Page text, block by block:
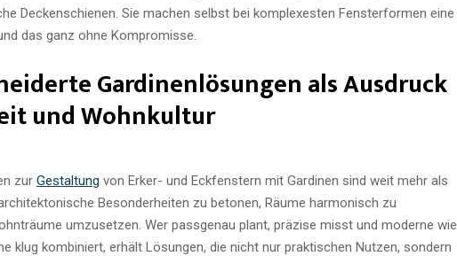
Deckenschienen. Sie machen selbst bei komplexesten Fensterformen eine
das ganz ohne Kompromisse.
Gardinenlösungen als Ausdruck
und Wohnkultur
zur Gestaltung von Erker- und Eckfenstern mit Gardinen sind weit mehr als
Besonderheiten zu betonen, Räume harmonisch zu
umzusetzen. Wer passgenau plant, präzise misst und moderne wie
klug kombiniert, erhält Lösungen, die nicht nur praktischen Nutzen, sondern